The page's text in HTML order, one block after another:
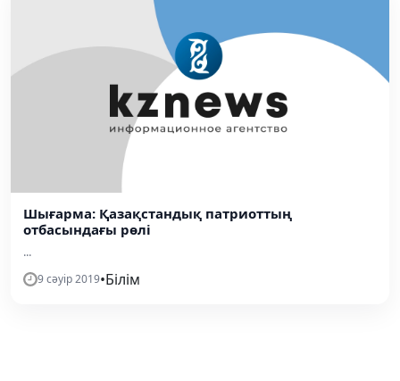
Шығарма: Қазақстандық патриоттың
отбасындағы рөлі
...
9 сәуір 2019•Білім